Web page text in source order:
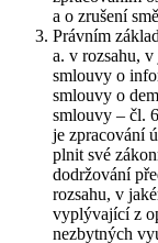
a o zrušení
Právním
a. v rozsahu,
smlouvy o
smlouvy o
smlouvy – čl.
je zpracování
plnit své
dodržování
rozsahu, v
vyplývající z
nezbytných